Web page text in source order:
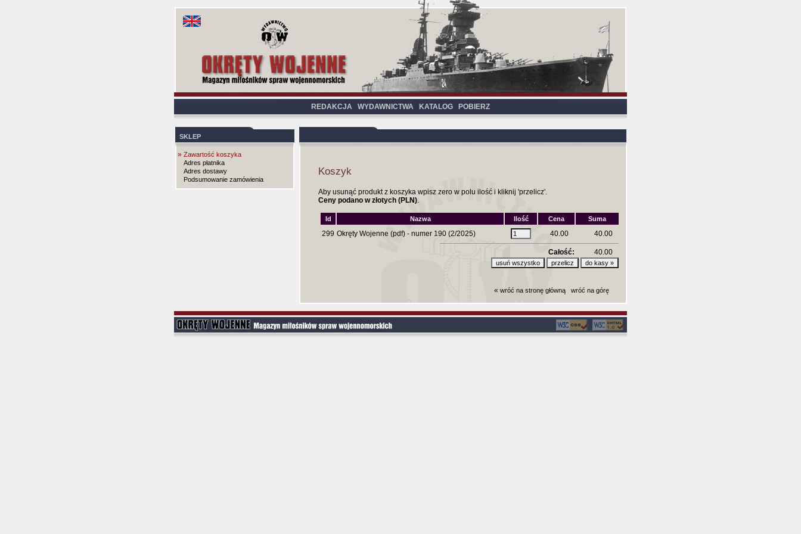
REDAKCJA WYDAWNICTWA KATALOG POBIERZ
SKLEP
» Zawartość koszyka
Adres płatnika
Adres dostawy
Podsumowanie zamówienia
Koszyk
Aby usunąć produkt z koszyka wpisz zero w polu ilość i kliknij 'przelicz'.
Ceny podano w złotych (PLN).
Id Nazwa Ilość Cena Suma
299 Okręty Wojenne (pdf) - numer 190 (2/2025) 40.00 40.00
Całość: 40.00
« wróć na stronę główną wróć na górę